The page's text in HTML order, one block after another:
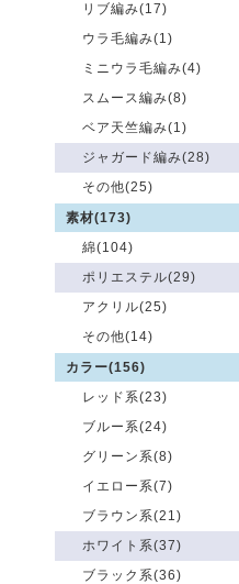
リブ編み(17)
ウラ毛編み(1)
ミニウラ毛編み(4)
スムース編み(8)
ベア天竺編み(1)
ジャガード編み(28)
その他(25)
素材(173)
綿(104)
ポリエステル(29)
アクリル(25)
その他(14)
カラー(156)
レッド系(23)
ブルー系(24)
グリーン系(8)
イエロー系(7)
ブラウン系(21)
ホワイト系(37)
ブラック系(36)